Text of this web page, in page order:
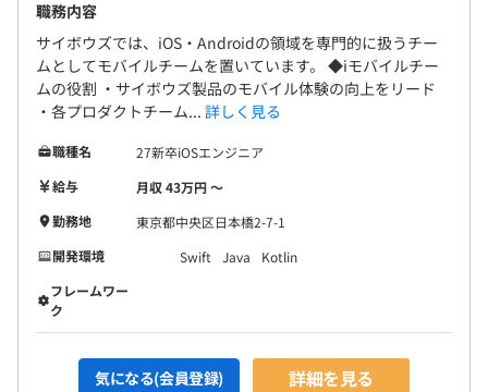
職務内容
サイボウズでは、iOS・Androidの領域を専門的に扱うチー
ムとしてモバイルチームを置いています。 ◆iモバイルチー
ムの役割 ・サイボウズ製品のモバイル体験の向上をリード
・各プロダクトチーム... 詳しく見る
職種名
27新卒iOSエンジニア
給与
月収 43万円 〜
勤務地
東京都中央区日本橋2-7-1
開発環境
Swift Java
Kotlin
フレームワー
ク
気になる(会員登録) 詳細を見る